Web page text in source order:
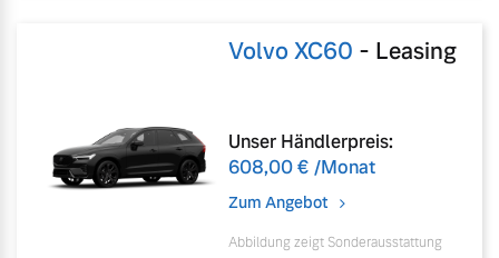
Volvo XC60 - Leasing
Unser Händlerpreis:
608,00 € /Monat
Zum Angebot
Abbildung zeigt Sonderausstattung